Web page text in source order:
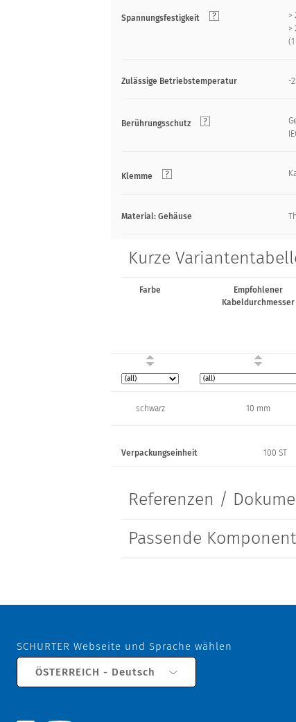
Spannungsfestigkeit
>
>
Zulässige Betriebstemperatur -
Berührungsschutz
Klemme
Material: Gehäuse
Kurze
Farbe
Empfohlener
Kabeldurchmesser
schwarz 10 mm
Verpackungseinheit 100 ST
Referenzen /
Passende
SCHURTER Webseite und Sprache wählen
ÖSTERREICH - Deutsch